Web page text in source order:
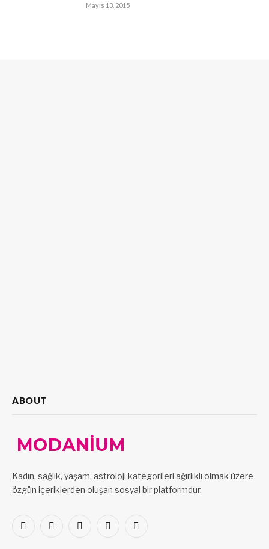
Mayıs 13, 2015
ABOUT
Kadın, sağlık, yaşam, astroloji kategorileri ağırlıklı olmak üzere
özgün içeriklerden oluşan sosyal bir platformdur.
Facebook
X
PinterestLinkedInVKontakte